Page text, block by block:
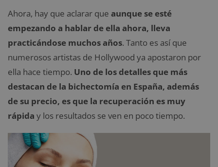
Ahora, hay que aclarar que aunque se esté
empezando a hablar de ella ahora, lleva
practicándose muchos años. Tanto es así que
numerosos artistas de Hollywood ya apostaron por
ella hace tiempo. Uno de los detalles que más
destacan de la bichectomía en España, además
de su precio, es que la recuperación es muy
rápida y los resultados se ven en poco tiempo.